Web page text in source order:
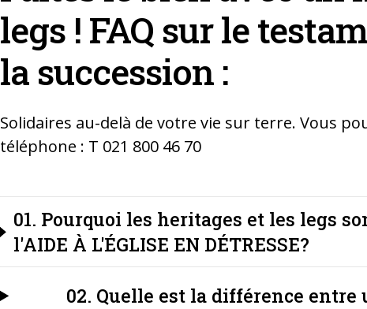
legs ! FAQ sur le
la succession :
Solidaires au-delà de votre vie sur terre. Vous
téléphone : T 021 800 46 70
01. Pourquoi les heritages et les legs
l'AIDE À L'ÉGLISE EN DÉTRESSE?
02. Quelle est la différence